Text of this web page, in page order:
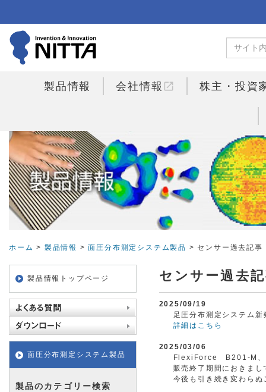
製品情報 会社情報 open_in_new 株主・投資
ホーム > 製品情報 >面圧分布測定システム製品 > センサー過去記事
製品情報トップページ
面圧分布測定システム製品
製品のカテゴリー検索
センサー過去
2025/09/19
足圧分布測定システム
詳細はこちら
2025/03/06
FlexiForce B201-M、
販売終了期間におきま
今後も引き続き変わら